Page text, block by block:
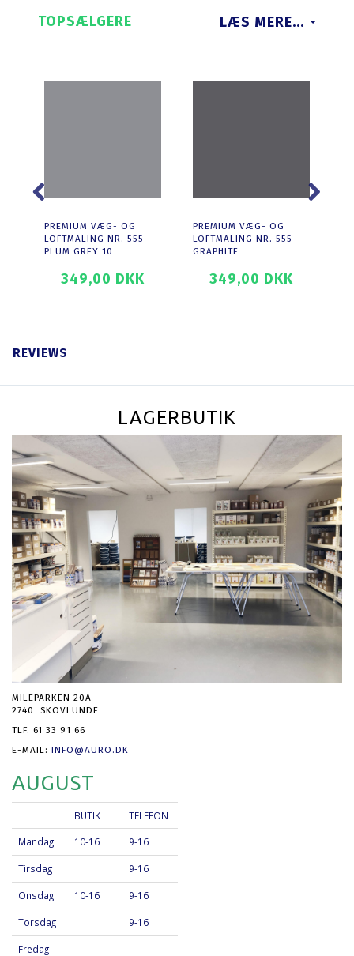
LÆS MERE...
TOPSÆLGERE
PREMIUM VÆG- OG
LOFTMALING NR. 555 -
PLUM GREY 10
349,00 DKK
PREMIUM VÆG- OG
LOFTMALING NR. 555 -
GRAPHITE
349,00 DKK
REVIEWS
LAGERBUTIK
MILEPARKEN 20A
2740 SKOVLUNDE
TLF. 61 33 91 66
E-MAIL: INFO@AURO.DK
AUGUST
BUTIK TELEFON
Mandag 10-16 9-16
Tirsdag 9-16
Onsdag 10-16 9-16
Torsdag 9-16
Fredag